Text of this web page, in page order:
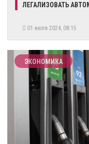
ЛЕГАЛИЗОВАТЬ
01 июля 2024, 08:15
ЭКОНОМИКА